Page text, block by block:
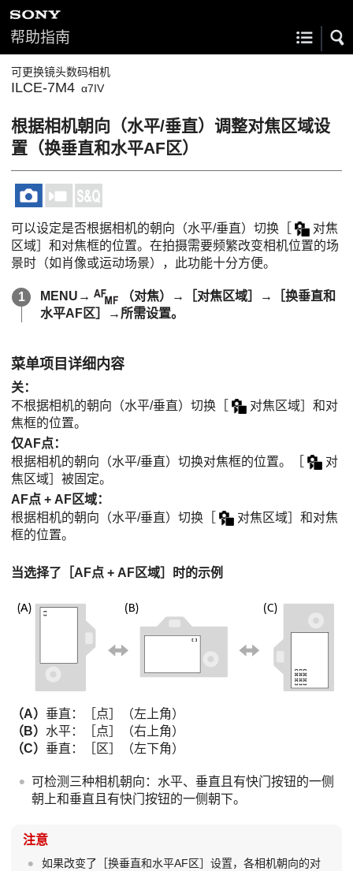
帮助指南
可更换镜头数码相机
ILCE-7M4 α7IV
根据相机朝向（水平/垂直）调整对焦区域设
置（换垂直和水平AF区）
可以设定是否根据相机的朝向（水平/垂直）切换
对焦
区域］ 和对焦框的位置。在拍摄需要频繁改变相机位置的场
景时（如肖像或运动场景），此功能十分方便。
MENU → （对焦）→ ［对焦区域］ →
［换垂直和
水平AF区］
→所需设置。
菜单项目详细内容
关：
不根据相机的朝向（水平/垂直）切换
对焦区域］ 和对
焦框的位置。
仅AF点：
根据相机的朝向（水平/垂直）切换对焦框的位置。
对
焦区域］ 被固定。
AF点 + AF区域：
根据相机的朝向（水平/垂直）切换
对焦区域］ 和对焦
框的位置。
当选择了 ［AF点 + AF区域］ 时的示例
（A） 垂直： ［点］
（左上角）
（B） 水平： ［点］
（右上角）
（C） 垂直： ［区］ （左下角）
可检测三种相机朝向：水平、垂直且有快门按钮的一侧
朝上和垂直且有快门按钮的一侧朝下。
注意
如果改变了 ［换垂直和水平AF区］ 设置，各相机朝向的对